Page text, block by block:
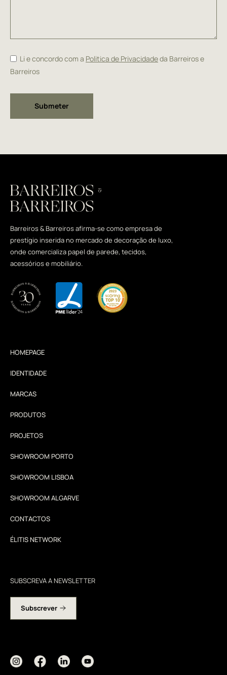
Li e concordo com a Politica de Privacidadeda Barreiros e
Barreiros
Barreiros & Barreiros afirma-se como empresa de
prestígio inserida no mercado de decoração de luxo,
onde comercializa papel de parede, tecidos,
acessórios e mobiliário.
HOMEPAGE
IDENTIDADE
MARCAS
PRODUTOS
PROJETOS
SHOWROOM PORTO
SHOWROOM LISBOA
SHOWROOM ALGARVE
CONTACTOS
ÉLITIS NETWORK
SUBSCREVA A NEWSLETTER
Subscrever